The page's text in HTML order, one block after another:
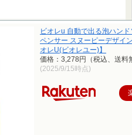
ビオレu 自動で出る泡ハン
ペンサー スヌーピーデザイ
オレU(ビオレユー)】
価格：3,278円（税込、送料
(2025/9/15時点)